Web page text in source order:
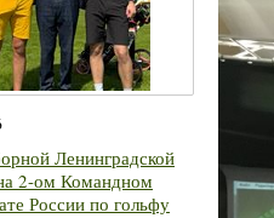
Ленинградской
2-ом Командном
России по гольфу